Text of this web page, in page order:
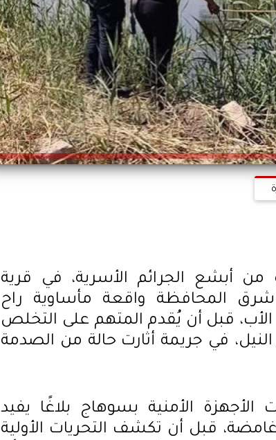
أبشع الجرائم الأسرية، في قرية
شرق المحافظة واقعة مأساوية راح
قبل أن يُقدم المتهم على التخلص
النيل، في جريمة أثارت حالة من الصدمة
الأمنية بسوهاج بلاغًا يفيد
قبل أن تكشف التحريات الأولية